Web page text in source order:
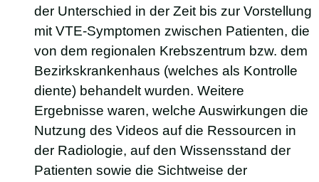
der Unterschied in der Zeit bis zur Vorstellung
mit VTE-Symptomen zwischen Patienten, die
von dem regionalen Krebszentrum bzw. dem
Bezirkskrankenhaus (welches als Kontrolle
diente) behandelt wurden. Weitere
Ergebnisse waren, welche Auswirkungen die
Nutzung des Videos auf die Ressourcen in
der Radiologie, auf den Wissensstand der
Patienten sowie die Sichtweise der